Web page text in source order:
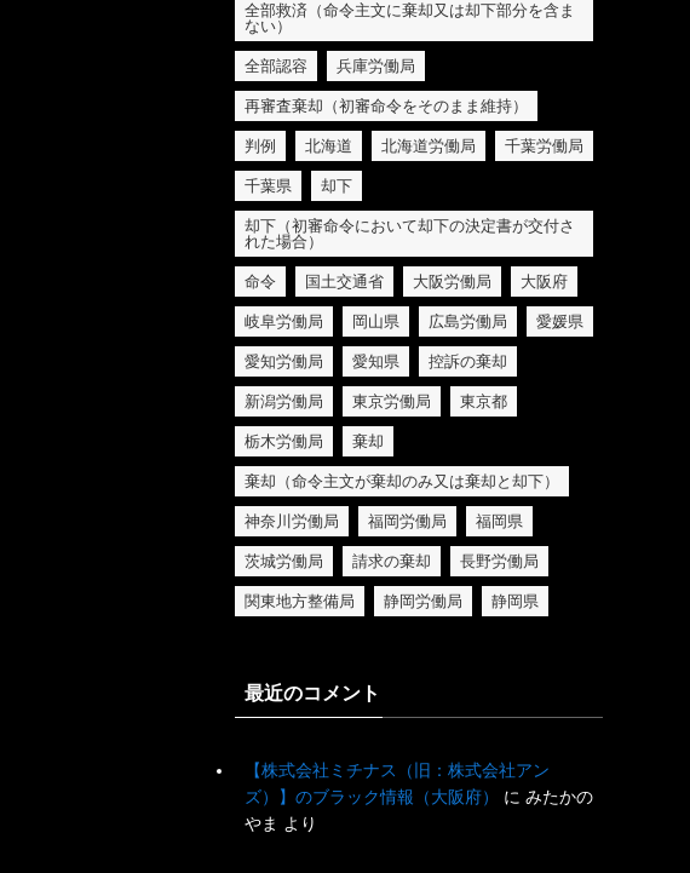
全部救済（命令主文に棄却又は却下部分を含ま
ない）
全部認容 兵庫労働局
再審査棄却（初審命令をそのまま維持）
判例 北海道 北海道労働局 千葉労働局
千葉県 却下
却下（初審命令において却下の決定書が交付さ
れた場合）
命令 国土交通省 大阪労働局 大阪府
岐阜労働局 岡山県 広島労働局 愛媛県
愛知労働局 愛知県 控訴の棄却
新潟労働局 東京労働局 東京都
栃木労働局 棄却
棄却（命令主文が棄却のみ又は棄却と却下）
神奈川労働局 福岡労働局 福岡県
茨城労働局 請求の棄却 長野労働局
関東地方整備局 静岡労働局 静岡県
最近のコメント
【株式会社ミチナス（旧：株式会社アン
ズ）】のブラック情報（大阪府）
に みたかの
やま より